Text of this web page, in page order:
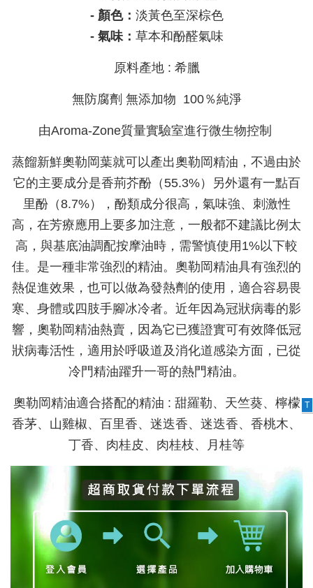
- 顏色： 淡黃色至深棕色
- 氣味： 草本和酚醛氣味
原料產地 : 希臘
無防腐劑 無添加物 100％純淨
由Aroma-Zone質量實驗室進行微生物控制
蒸餾新鮮奧勒岡葉就可以產出奧勒岡精油，不過由於
它的主要成分是香荊芥酚（55.3%）另外還有一點百
里酚（8.7%），酚類成分很高，氣味強、刺激性
高，在芳療應用上要多加注意，一般都不建議比例太
高，與基底油調配按摩油時，需警慎使用1%以下較
佳。是一種非常強烈的精油。奧勒岡精油具有強烈的
熱促進效果，也可以做為發熱劑的使用，適合容易畏
寒、身體或四肢手腳冰冷者。近年因為冠狀病毒的影
響，奧勒岡精油熱賣，因為它已獲證實可有效降低冠
狀病毒活性，適用於呼吸道及消化道感染方面，已從
冷門精油躍升一哥的熱門精油。
奧勒岡精油適合搭配的精油 : 甜羅勒、天竺葵、檸檬
香茅、山雞椒、百里香、迷迭香、迷迭香、香桃木、
丁香、肉桂皮、肉桂枝、月桂等
T